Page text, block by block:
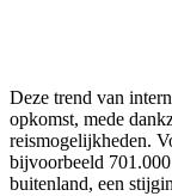
Deze trend van
opkomst, mede
reismogelijkheden.
bijvoorbeeld
buitenland, een